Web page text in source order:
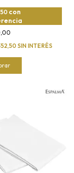
con
SIN INTERÉS